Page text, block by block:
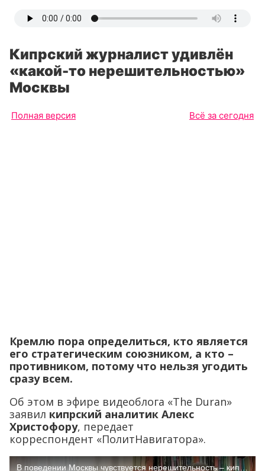
Кипрский журналист удивлён
«какой-то нерешительностью»
Москвы
Полная версия Всё за сегодня
Кремлю пора определиться, кто является
его стратегическим союзником, а кто –
противником, потому что нельзя угодить
сразу всем.
Об этом в эфире видеоблога «The Duran»
заявил кипрский аналитик Алекс
Христофору, передает
корреспондент «ПолитНавигатора».